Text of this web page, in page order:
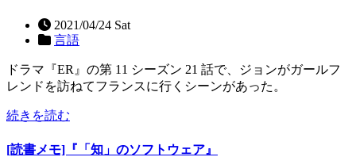
2021/04/24 Sat
言語
ドラマ『ER』の第 11 シーズン 21 話で、ジョンがガールフ
レンドを訪ねてフランスに行くシーンがあった。
続きを読む
[読書メモ]『「知」のソフトウェア』